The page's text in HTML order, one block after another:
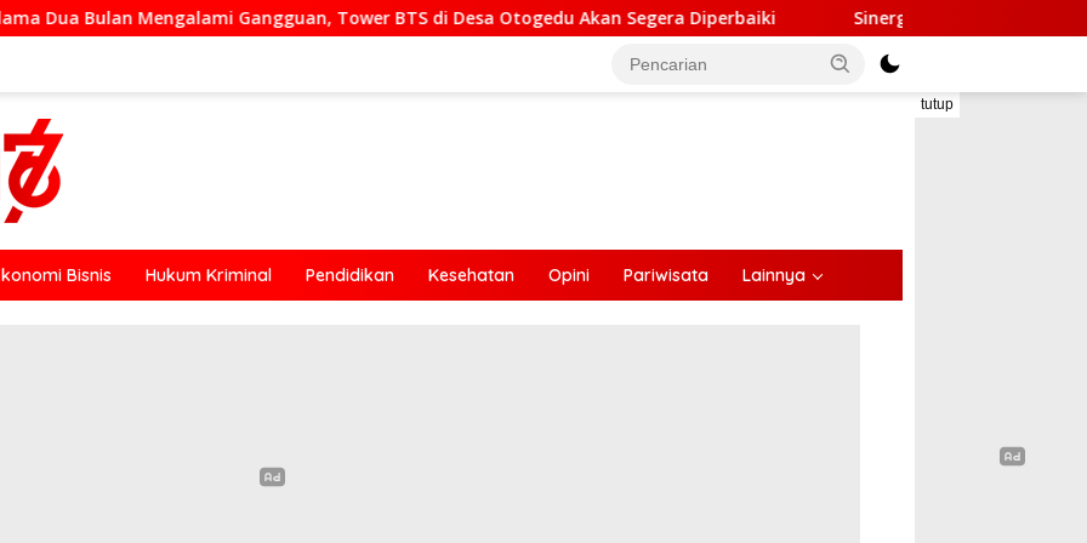
Gangguan, Tower BTS di Desa Otogedu Akan Segera Diperbaiki Sinergi Lintas Sektor, Satlantas Polres Ende
tutup
Bisnis Hukum Kriminal Pendidikan Kesehatan Opini Pariwisata Lainnya